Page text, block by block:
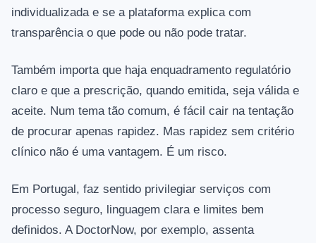
individualizada e se a plataforma explica com
transparência o que pode ou não pode tratar.
Também importa que haja enquadramento regulatório
claro e que a prescrição, quando emitida, seja válida e
aceite. Num tema tão comum, é fácil cair na tentação
de procurar apenas rapidez. Mas rapidez sem critério
clínico não é uma vantagem. É um risco.
Em Portugal, faz sentido privilegiar serviços com
processo seguro, linguagem clara e limites bem
definidos. A DoctorNow, por exemplo, assenta